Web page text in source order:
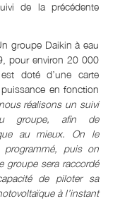
de la précédente
groupe Daikin à eau
pour environ 20 000
doté d’une carte
en fonction
réalisons un suivi
groupe, afin de
au mieux. On le
puis on
groupe sera raccordé
de piloter sa
à l’instant